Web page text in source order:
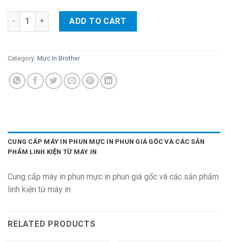
Hộp mực Brother TN1010 – Cho máy HL-1111/ 1201/ DCP-
ADD TO CART
Category: Mực In Brother
CUNG CẤP MÁY IN PHUN MỰC IN PHUN GIÁ GỐC VÀ CÁC SẢN
PHẨM LINH KIỆN TỪ MÁY IN
Cung cấp máy in phun mực in phun giá gốc và các sản phẩm
linh kiện từ máy in
RELATED PRODUCTS